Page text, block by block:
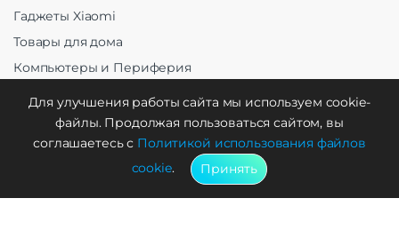
Гаджеты Xiaomi
Товары для дома
Компьютеры и Периферия
Для улучшения работы сайта мы используем cookie-
файлы. Продолжая пользоваться сайтом, вы
соглашаетесь с Политикой использования файлов
cookie. Принять